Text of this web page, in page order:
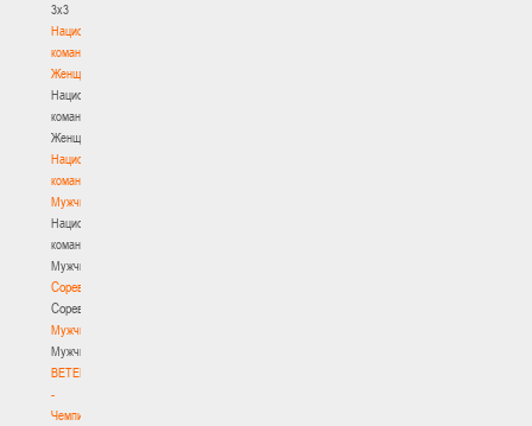
3х3
Национальная
команда.
Женщины
Национальная
команда.
Женщины
Национальная
команда.
Мужчины
Национальная
команда.
Мужчины
Соревнования
Соревнования
Мужчины
Мужчины
BETERA
-
Чемпионат